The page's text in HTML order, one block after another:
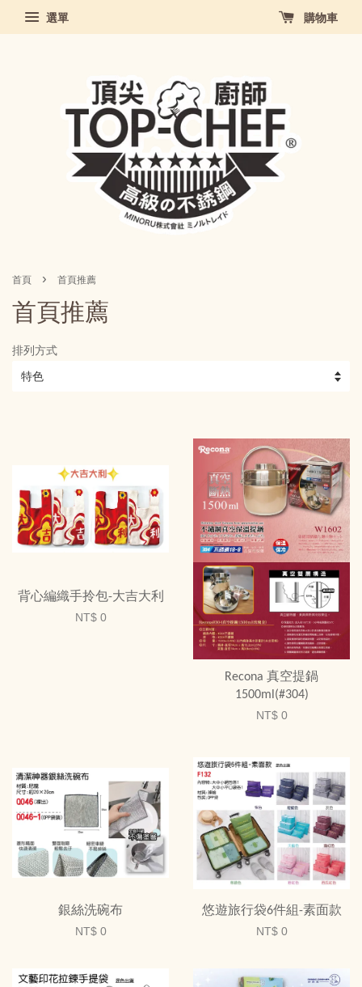
選單 購物車
首頁 › 首頁推薦
首頁推薦
排列方式
背心編織手拎包-大吉大利
NT$ 0
Recona 真空提鍋
1500ml(#304)
NT$ 0
銀絲洗碗布
NT$ 0
悠遊旅行袋6件組-素面款
NT$ 0